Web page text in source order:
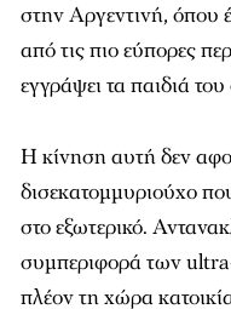
στην Αργεντινή, όπου
από τις πιο εύπορες
εγγράψει τα παιδιά
Η κίνηση αυτή δεν
δισεκατομμυριούχο
στο εξωτερικό.
συμπεριφορά των
πλέον τη χώρα